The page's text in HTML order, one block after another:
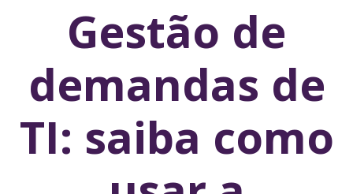
Gestão de
demandas de
TI: saiba como